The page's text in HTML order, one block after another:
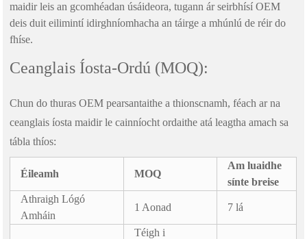
maidir leis an gcomhéadan úsáideora, tugann ár seirbhísí OEM
deis duit eilimintí idirghníomhacha an táirge a mhúnlú de réir do
fhíse.
Ceanglais Íosta-Ordú (MOQ):
Chun do thuras OEM pearsantaithe a thionscnamh, féach ar na
ceanglais íosta maidir le cainníocht ordaithe atá leagtha amach sa
tábla thíos:
Éileamh MOQ
Am luaidhe
sínte breise
Athraigh Lógó
Amháin
1 Aonad 7 lá
Téigh i